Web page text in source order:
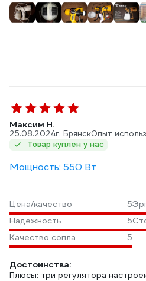
Максим Н.
25.08.2024г. БрянскОпыт
Товар куплен у нас
Мощность: 550 Вт
Цена/качество 5
Надежность
5
Качество сопла
5
Достоинства:
Плюсы: три регулятора